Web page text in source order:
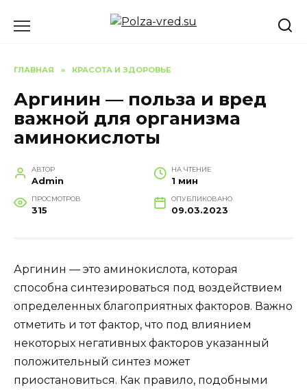
ГЛАВНАЯ » КРАСОТА И ЗДОРОВЬЕ
Аргинин — польза и вред
важной для организма
аминокислоты
АВТОР
Admin
НА ЧТЕНИЕ
1 мин
ПРОСМОТРОВ
315
ОПУБЛИКОВАНО
09.03.2023
Аргинин — это аминокислота, которая
способна синтезироваться под воздействием
определенных благоприятных факторов. Важно
отметить и тот фактор, что под влиянием
некоторых негативных факторов указанный
положительный синтез может
приостановиться. Как правило, подобными